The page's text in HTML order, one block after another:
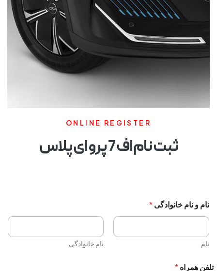
ONLINE REGISTER
ثبت نام اف 7 پرو ای پلاس
نام و نام خانوادگی*
نام نام خانوادگی
تلفن همراه*